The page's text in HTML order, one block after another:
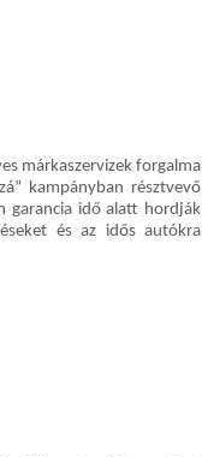
márkaszervizek forgalma
kampányban résztvevő
garancia idő alatt hordják
és az idős autókra